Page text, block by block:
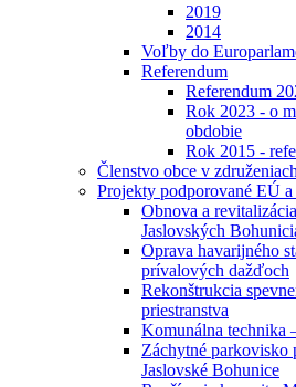
2019
2014
Voľby do
Referendum
Referendum
Rok 2023 - o
obdobie
Rok 2015 -
Členstvo obce v združeniach
Projekty podporované EÚ
Obnova a
Jaslovských
Oprava havarijného
prívalových dažďoch
Rekonštrukcia
priestranstva
Komunálna technika
Záchytné parkovisko
Jaslovské Bohunice